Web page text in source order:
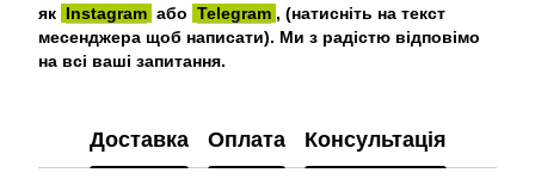
як Instagram або Telegram , (натисніть на текст
месенджера щоб написати). Ми з радістю відповімо
на всі ваші запитання.
Доставка Оплата Консультація